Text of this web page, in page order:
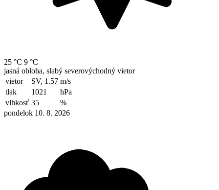
25 °C 9 °C
jasná obloha, slabý severovýchodný vietor
vietor
SV, 1.57 m/s
tlak
1021
hPa
vlhkosť 35
%
pondelok 10. 8. 2026